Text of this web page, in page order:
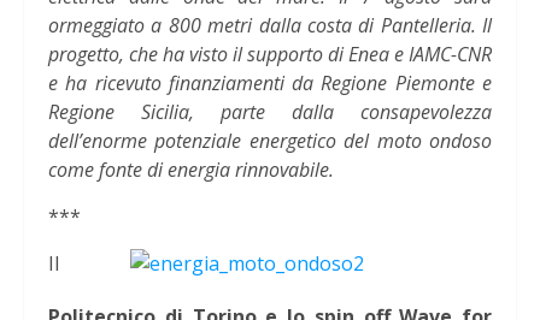
ormeggiato a 800 metri dalla costa di Pantelleria. Il
progetto, che ha visto il supporto di Enea e IAMC-CNR
e ha ricevuto finanziamenti da Regione Piemonte e
Regione Sicilia, parte dalla consapevolezza
dell’enorme potenziale energetico del moto ondoso
come fonte di energia rinnovabile.
***
Il